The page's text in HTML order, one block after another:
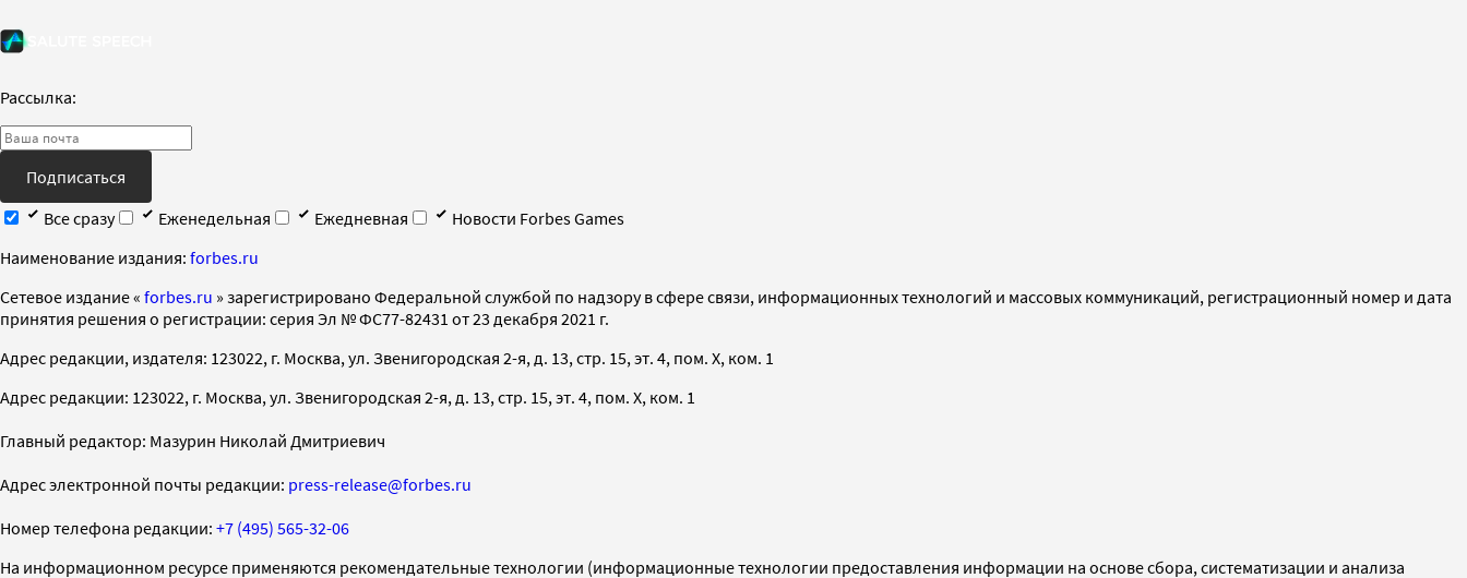
Рассылка:
Подписаться
Все сразу
Еженедельная Ежедневная
Новости Forbes Games
Наименование издания: forbes.ru
Cетевое издание « forbes.ru » зарегистрировано Федеральной службой по надзору в сфере связи, информационных технологий и массовых коммуникаций, регистрационный номер и дата
принятия решения о регистрации: серия Эл № ФС77-82431 от 23 декабря 2021 г.
Адрес редакции, издателя: 123022, г. Москва, ул. Звенигородская 2-я, д. 13, стр. 15, эт. 4, пом. X, ком. 1
Адрес редакции: 123022, г. Москва, ул. Звенигородская 2-я, д. 13, стр. 15, эт. 4, пом. X, ком. 1
Главный редактор: Мазурин Николай Дмитриевич
Адрес электронной почты редакции: press-release@forbes.ru
Номер телефона редакции: +7 (495) 565-32-06
На информационном ресурсе применяются рекомендательные технологии (информационные технологии предоставления информации на основе сбора, систематизации и анализа